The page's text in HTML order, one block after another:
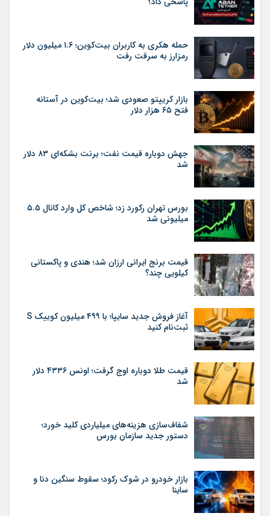
حمله هکری به کاربران بیت‌کوین؛ ۱.۶ میلیون دلار
رمزارز به سرقت رفت
بازار کریپتو صعودی شد؛ بیت‌کوین در آستانه
فتح ۶۵ هزار دلار
جهش دوباره قیمت نفت؛ برنت بشکه‌ای ۸۳ دلار
شد
بورس تهران رکورد زد؛ شاخص کل وارد کانال ۵.۵
میلیونی شد
قیمت برنج ایرانی ارزان شد؛ هندی و پاکستانی
کیلویی چند؟
آغاز فروش جدید سایپا؛ با ۴۹۹ میلیون کوییک S
ثبت‌نام کنید
قیمت طلا دوباره اوج گرفت؛ اونس ۴۳۳۶ دلار
شد
شفاف‌سازی هزینه‌های میلیاردی کلید خورد؛
دستور جدید سازمان بورس
بازار خودرو در شوک رکود؛ سقوط سنگین دنا و
ساینا